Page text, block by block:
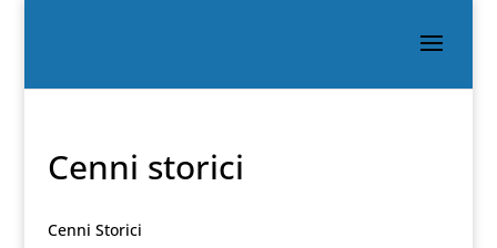
Cenni storici
Cenni Storici